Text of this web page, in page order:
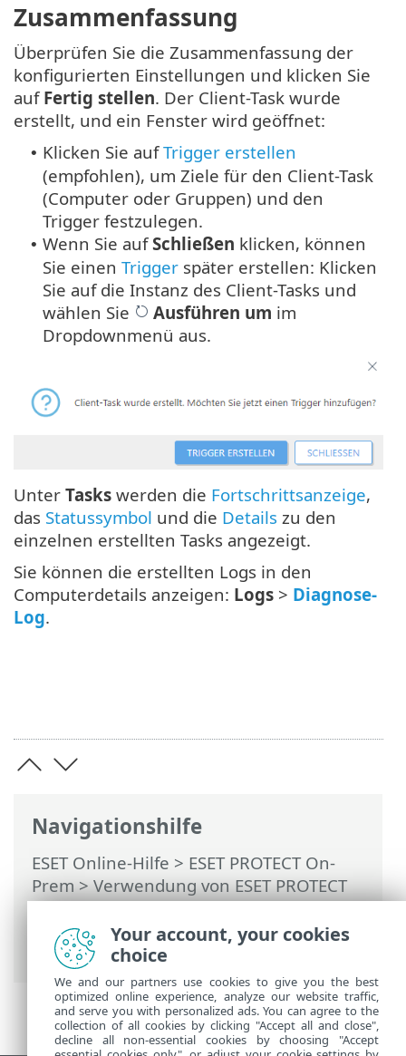
Navigationshilfe
ESET Online-Hilfe > ESET PROTECT On-
Prem>Verwendung von ESET PROTECT
On-Prem>ESET PROTECT On-Prem
Hauptmenü>Tasks>Client-Tasks>
Diagnose
Zusammenfassung
Überprüfen Sie die Zusammenfassung der
konfigurierten Einstellungen und klicken Sie
auf Fertig stellen. Der Client-Task wurde
erstellt, und ein Fenster wird geöffnet:
• Klicken Sie aufTrigger erstellen
(empfohlen), um Ziele für den Client-Task
(Computer oder Gruppen) und den
Trigger festzulegen.
• Wenn Sie aufSchließen klicken, können
Sie einen Trigger später erstellen: Klicken
Sie auf die Instanz des Client-Tasks und
wählen Sie
Ausführen um im
Dropdownmenü aus.
Unter Tasks werden die Fortschrittsanzeige,
das Statussymbol und die Details zu den
einzelnen erstellten Tasks angezeigt.
Sie können die erstellten Logs in den
Computerdetails anzeigen: Logs > Diagnose-
Log.
Your account, your cookies
choice
We and our partners use cookies to give you the best
optimized online experience, analyze our website traffic,
and serve you with personalized ads. You can agree to the
collection of all cookies by clicking "Accept all and close",
decline all non-essential cookies by choosing "Accept